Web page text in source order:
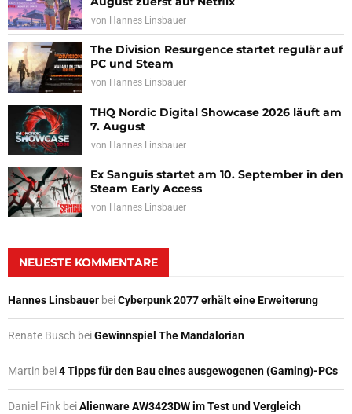
von Hannes Linsbauer
The Division Resurgence startet regulär auf
PC und Steam
von Hannes Linsbauer
THQ Nordic Digital Showcase 2026 läuft am
7. August
von Hannes Linsbauer
Ex Sanguis startet am 10. September in den
Steam Early Access
von Hannes Linsbauer
NEUESTE KOMMENTARE
Hannes Linsbauer beiCyberpunk 2077 erhält eine Erweiterung
Renate Busch beiGewinnspiel The Mandalorian
Martin bei4 Tipps für den Bau eines ausgewogenen (Gaming)-PCs
Daniel Fink beiAlienware AW3423DW im Test und Vergleich